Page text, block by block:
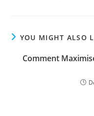
YOU MIGHT ALSO
Comment